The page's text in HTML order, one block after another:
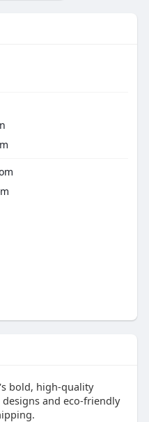
bold, high-quality
and eco-friendly